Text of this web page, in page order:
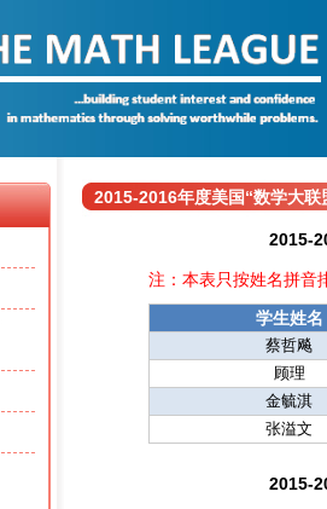
2015-2016年度美国“数学大
2015-
注：本表只按姓名拼音
学生姓名
蔡哲飚
顾理
金毓淇
张溢文
2015-